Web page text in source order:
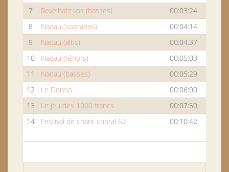
7
Revelhatz vos (basses)
00:03:24
8
Nadau (sopranos)
00:04:14
9
Nadau (altis)
00:04:37
10
Nadau (ténors)
00:05:03
11
Nadau (basses)
00:05:29
12
Le Dorelo
00:06:00
13
Le jeu des 1000 francs
00:07:50
14
Festival de chant choral 62 00:10:42